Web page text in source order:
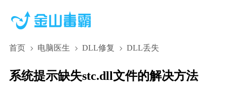
首页 电脑医生 DLL修复 DLL丢失
系统提示缺失stc.dll文件的解决方法